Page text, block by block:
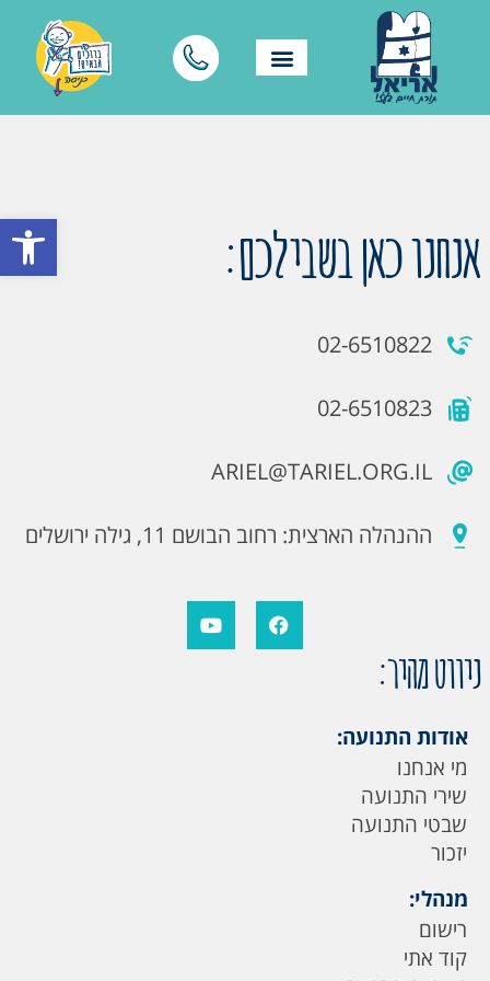
פתח אנחנו כאן בשבילכם:
02-6510822
02-6510823
ARIEL@TARIEL.ORG.IL
ההנהלה הארצית: רחוב הבושם 11, גילה ירושלים
ניווט מהיר:
אודות התנועה:
מי אנחנו
שירי התנועה
שבטי התנועה
יזכור
מנהלי:
רישום
קוד אתי